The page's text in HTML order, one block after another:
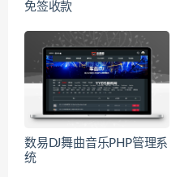
免签收款
数易DJ舞曲音乐PHP管理系
统